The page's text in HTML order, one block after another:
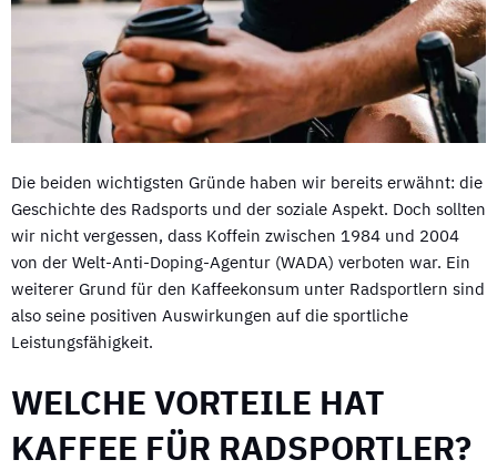
Die beiden wichtigsten Gründe haben wir bereits erwähnt: die
Geschichte des Radsports und der soziale Aspekt. Doch sollten
wir nicht vergessen, dass Koffein zwischen 1984 und 2004
von der Welt-Anti-Doping-Agentur (WADA) verboten war. Ein
weiterer Grund für den Kaffeekonsum unter Radsportlern sind
also seine positiven Auswirkungen auf die sportliche
Leistungsfähigkeit.
WELCHE VORTEILE HAT
KAFFEE FÜR RADSPORTLER?